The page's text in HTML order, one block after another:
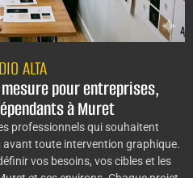
ALTA
pour entreprises,
à Muret
professionnels qui souhaitent
avant toute intervention graphique.
vos besoins, vos cibles et les